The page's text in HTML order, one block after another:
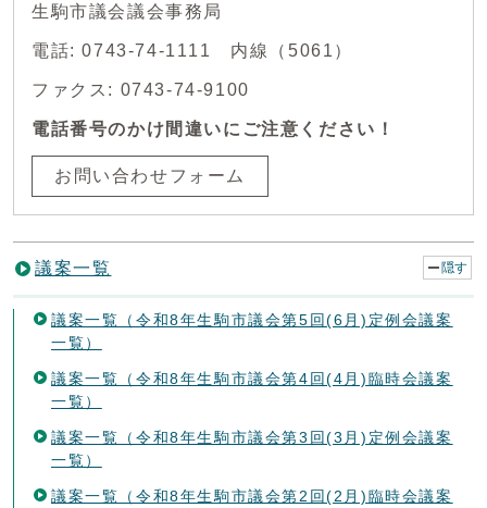
生駒市議会議会事務局
電話: 0743-74-1111 内線（5061）
ファクス: 0743-74-9100
電話番号のかけ間違いにご注意ください！
お問い合わせフォーム
議案一覧 隠す
議案一覧（令和8年生駒市議会第5回(6月)定例会議案
一覧）
議案一覧（令和8年生駒市議会第4回(4月)臨時会議案
一覧）
議案一覧（令和8年生駒市議会第3回(3月)定例会議案
一覧）
議案一覧（令和8年生駒市議会第2回(2月)臨時会議案